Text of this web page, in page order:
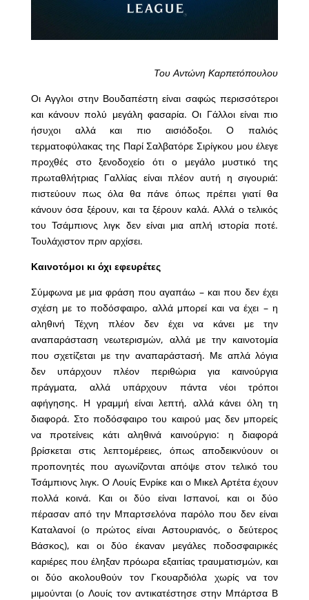
Του Αντώνη Καρπετόπουλου
Οι Αγγλοι στην Βουδαπέστη είναι σαφώς περισσότεροι
και κάνουν πολύ μεγάλη φασαρία. Οι Γάλλοι είναι πιο
ήσυχοι αλλά και πιο αισιόδοξοι. Ο παλιός
τερματοφύλακας της Παρί Σαλβατόρε Σιρίγκου μου έλεγε
προχθές στο ξενοδοχείο ότι ο μεγάλο μυστικό της
πρωταθλήτριας Γαλλίας είναι πλέον αυτή η σιγουριά:
πιστεύουν πως όλα θα πάνε όπως πρέπει γιατί θα
κάνουν όσα ξέρουν, και τα ξέρουν καλά. Αλλά ο τελικός
του Τσάμπιονς λιγκ δεν είναι μια απλή ιστορία ποτέ.
Τουλάχιστον πριν αρχίσει.
Καινοτόμοι κι όχι εφευρέτες
Σύμφωνα με μια φράση που αγαπάω – και που δεν έχει
σχέση με το ποδόσφαιρο, αλλά μπορεί και να έχει – η
αληθινή Τέχνη πλέον δεν έχει να κάνει με την
αναπαράσταση νεωτερισμών, αλλά με την καινοτομία
που σχετίζεται με την αναπαράστασή. Με απλά λόγια
δεν υπάρχουν πλέον περιθώρια για καινούργια
πράγματα, αλλά υπάρχουν πάντα νέοι τρόποι
αφήγησης. Η γραμμή είναι λεπτή, αλλά κάνει όλη τη
διαφορά. Στο ποδόσφαιρο του καιρού μας δεν μπορείς
να προτείνεις κάτι αληθινά καινούργιο: η διαφορά
βρίσκεται στις λεπτομέρειες, όπως αποδεικνύουν οι
προπονητές που αγωνίζονται απόψε στον τελικό του
Τσάμπιονς λιγκ. Ο Λουίς Ενρίκε και ο Μικελ Αρτέτα έχουν
πολλά κοινά. Και οι δύο είναι Ισπανοί, και οι δύο
πέρασαν από την Μπαρτσελόνα παρόλο που δεν είναι
Καταλανοί (ο πρώτος είναι Αστουριανός, ο δεύτερος
Βάσκος), και οι δύο έκαναν μεγάλες ποδοσφαιρικές
καριέρες που έληξαν πρόωρα εξαιτίας τραυματισμών, και
οι δύο ακολουθούν τον Γκουαρδιόλα χωρίς να τον
μιμούνται (ο Λουίς τον αντικατέστησε στην Μπάρτσα Β